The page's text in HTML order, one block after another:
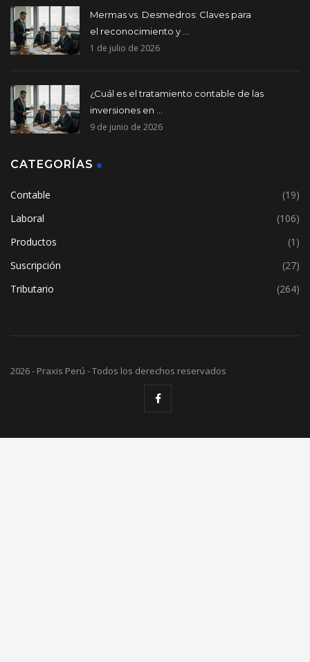
Mermas vs. Desmedros: Claves para
el reconocimiento y ...
1 de julio de 2026
¿Cuál es el tratamiento contable de las
inversiones en ...
9 de junio de 2026
CATEGORÍAS
Contable
(19)
Laboral
(106)
Productos
(1)
Suscripción
(27)
Tributario
(264)
2026 - Praxis Perú - Todos los derechos reservados